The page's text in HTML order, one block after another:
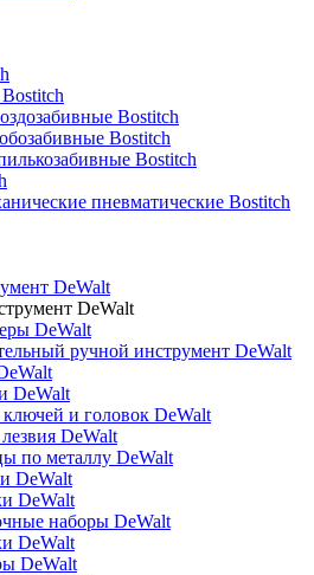
Bostitch
Bostitch
Bostitch
пневматические Bostitch
DeWalt
DeWalt
DeWalt
ручной инструмент DeWalt
DeWalt
и головок DeWalt
DeWalt
по металлу DeWalt
DeWalt
DeWalt
наборы DeWalt
DeWalt
DeWalt